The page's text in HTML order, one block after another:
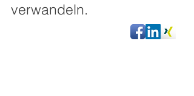
verwandeln.